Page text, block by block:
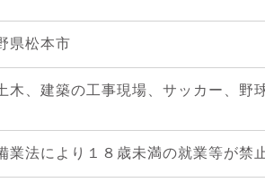
県松本市
木、建築の工事現場、サッカー、野
法により１８歳未満の就業等が禁